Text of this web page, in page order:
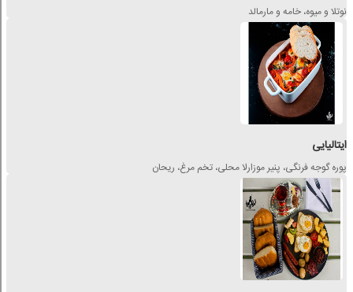
نوتلا و میوه، خامه و مارمالد
ایتالیایی
پوره گوجه فرنگی، پنیر موزارلا محلی، تخم مرغ، ریحان